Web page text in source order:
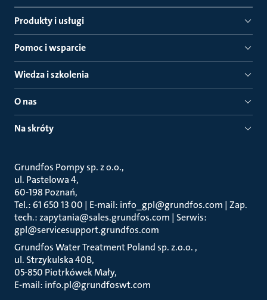
Produkty i usługi
Pomoc i wsparcie
Wiedza i szkolenia
O nas
Na skróty
Grundfos Pompy sp. z o.o.
ul. Pastelowa 4
60-198 Poznań
Tel.: 61 650 13 00 | E-mail: info_gpl@grundfos.com | Zap.
tech.: zapytania@sales.grundfos.com | Serwis:
gpl@servicesupport.grundfos.com
Grundfos Water Treatment Poland sp. z.o.o.
ul. Strzykulska 40B
05-850 Piotrkówek Mały
E-mail: info.pl@grundfoswt.com